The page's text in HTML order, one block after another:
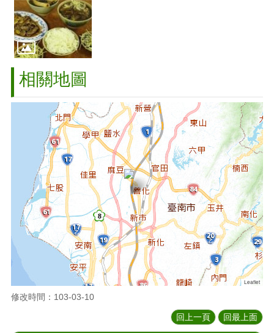
相關地圖
Leaflet
修改時間：103-03-10
回上一頁 回最上面